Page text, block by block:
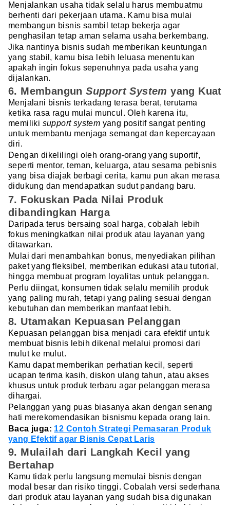
Menjalankan usaha tidak selalu harus membuatmu
berhenti dari pekerjaan utama. Kamu bisa mulai
membangun bisnis sambil tetap bekerja agar
penghasilan tetap aman selama usaha berkembang.
Jika nantinya bisnis sudah memberikan keuntungan
yang stabil, kamu bisa lebih leluasa menentukan
apakah ingin fokus sepenuhnya pada usaha yang
dijalankan.
6. MembangunSupport System yang Kuat
Menjalani bisnis terkadang terasa berat, terutama
ketika rasa ragu mulai muncul. Oleh karena itu,
memiliki support system yang positif sangat penting
untuk membantu menjaga semangat dan kepercayaan
diri.
Dengan dikelilingi oleh orang-orang yang suportif,
seperti mentor, teman, keluarga, atau sesama pebisnis
yang bisa diajak berbagi cerita, kamu pun akan merasa
didukung dan mendapatkan sudut pandang baru.
7. Fokuskan Pada Nilai Produk
dibandingkan Harga
Daripada terus bersaing soal harga, cobalah lebih
fokus meningkatkan nilai produk atau layanan yang
ditawarkan.
Mulai dari menambahkan bonus, menyediakan pilihan
paket yang fleksibel, memberikan edukasi atau tutorial,
hingga membuat program loyalitas untuk pelanggan.
Perlu diingat, konsumen tidak selalu memilih produk
yang paling murah, tetapi yang paling sesuai dengan
kebutuhan dan memberikan manfaat lebih.
8. Utamakan Kepuasan Pelanggan
Kepuasan pelanggan bisa menjadi cara efektif untuk
membuat bisnis lebih dikenal melalui promosi dari
mulut ke mulut.
Kamu dapat memberikan perhatian kecil, seperti
ucapan terima kasih, diskon ulang tahun, atau akses
khusus untuk produk terbaru agar pelanggan merasa
dihargai.
Pelanggan yang puas biasanya akan dengan senang
hati merekomendasikan bisnismu kepada orang lain.
Baca juga: 12 Contoh Strategi Pemasaran Produk
yang Efektif agar Bisnis Cepat Laris
9. Mulailah dari Langkah Kecil yang
Bertahap
Kamu tidak perlu langsung memulai bisnis dengan
modal besar dan risiko tinggi. Cobalah versi sederhana
dari produk atau layanan yang sudah bisa digunakan